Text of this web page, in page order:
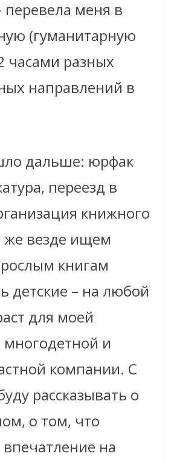
перевела меня в
(гуманитарную
часами разных
направлений в
дальше: юрфак
переезд в
книжного
же везде ищем
книгам
детские – на любой
для моей
и
компании. С
рассказывать о
о том, что
на